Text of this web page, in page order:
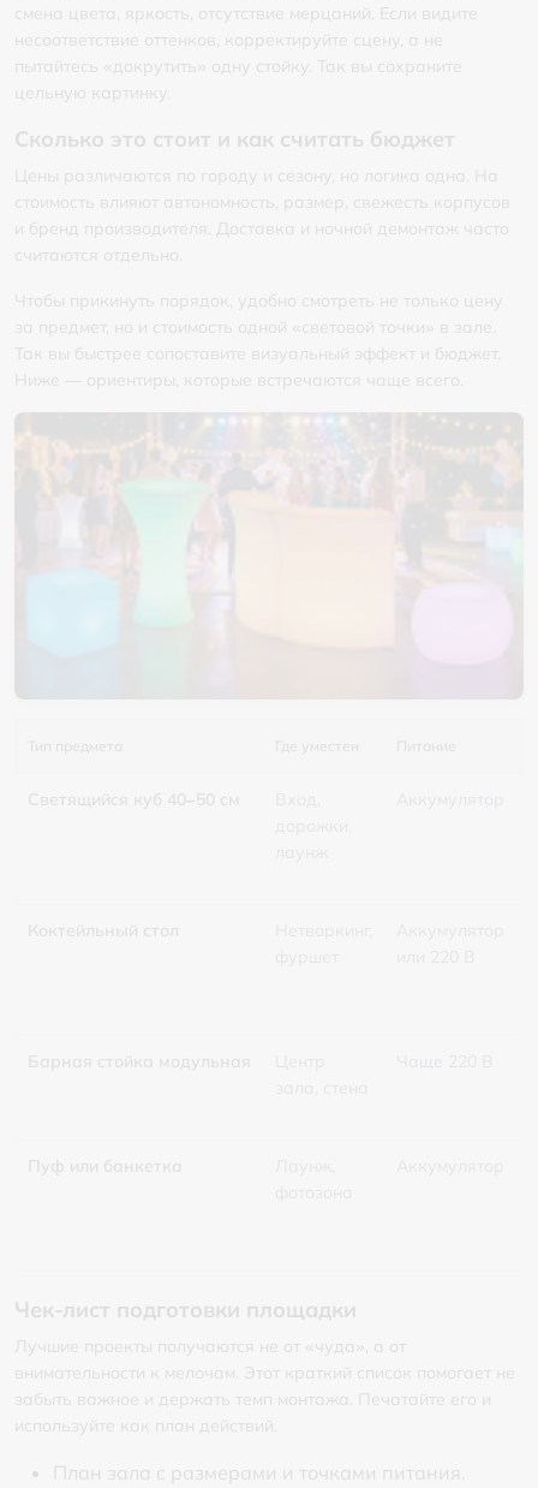
смена цвета, яркость, отсутствие мерцаний. Если видите
несоответствие оттенков, корректируйте сцену, а не
пытайтесь «докрутить» одну стойку. Так вы сохраните
цельную картинку.
Сколько это стоит и как считать бюджет
Цены различаются по городу и сезону, но логика одна. На
стоимость влияют автономность, размер, свежесть корпусов
и бренд производителя. Доставка и ночной демонтаж часто
считаются отдельно.
Чтобы прикинуть порядок, удобно смотреть не только цену
за предмет, но и стоимость одной «световой точки» в зале.
Так вы быстрее сопоставите визуальный эффект и бюджет.
Ниже — ориентиры, которые встречаются чаще всего.
Чек-лист подготовки площадки
Лучшие проекты получаются не от «чуда», а от
внимательности к мелочам. Этот краткий список помогает не
забыть важное и держать темп монтажа. Печатайте его и
используйте как план действий.
План зала с размерами и точками питания.